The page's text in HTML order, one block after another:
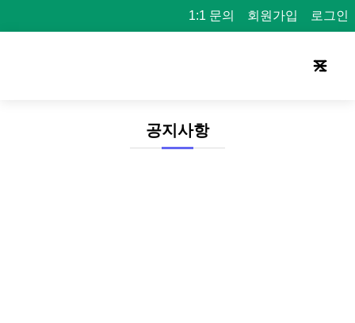
1:1 문의 회원가입 로그인
공지사항